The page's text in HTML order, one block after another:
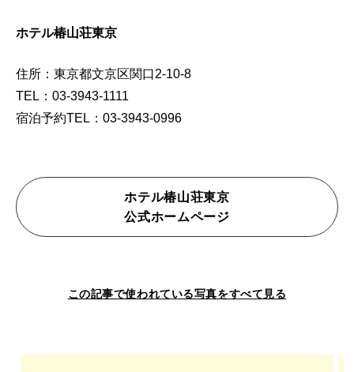
ホテル椿山荘東京
住所：東京都文京区関口2-10-8
TEL：03-3943-1111
宿泊予約TEL：03-3943-0996
ホテル椿山荘東京
公式ホームページ
この記事で使われている写真をすべて見る